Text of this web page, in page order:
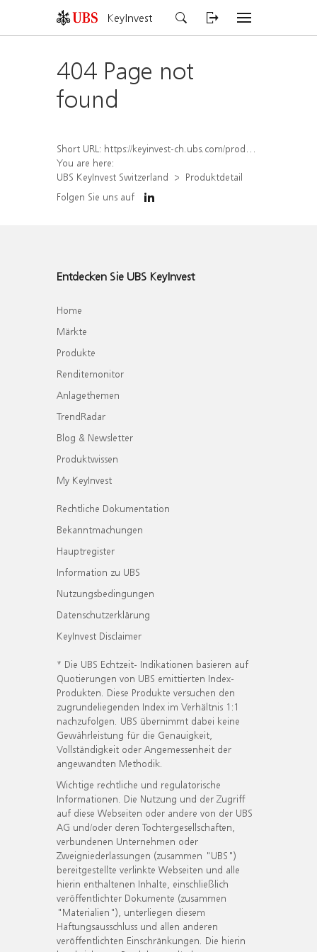
KeyInvest
404 Page not
found
Short URL: https://keyinvest-ch.ubs.com/produkt/detail/index/isin/CH1581944670
You are here:
UBS KeyInvest Switzerland
Produktdetail
Folgen Sie uns auf
Entdecken Sie UBS KeyInvest
Home
Märkte
Produkte
Renditemonitor
Anlagethemen
TrendRadar
Blog & Newsletter
Produktwissen
My KeyInvest
Rechtliche Dokumentation
Bekanntmachungen
Hauptregister
Information zu UBS
Nutzungsbedingungen
Datenschutzerklärung
KeyInvest Disclaimer
* Die UBS Echtzeit- Indikationen basieren auf
Quotierungen von UBS emittierten Index-
Produkten. Diese Produkte versuchen den
zugrundeliegenden Index im Verhältnis 1:1
nachzufolgen. UBS übernimmt dabei keine
Gewährleistung für die Genauigkeit,
Vollständigkeit oder Angemessenheit der
angewandten Methodik.
Wichtige rechtliche und regulatorische
Informationen. Die Nutzung und der Zugriff
auf diese Webseiten oder andere von der UBS
AG und/oder deren Tochtergesellschaften,
verbundenen Unternehmen oder
Zweigniederlassungen (zusammen "UBS")
bereitgestellte verlinkte Webseiten und alle
hierin enthaltenen Inhalte, einschließlich
veröffentlichter Dokumente (zusammen
"Materialien"), unterliegen diesem
Haftungsausschluss und allen anderen
veröffentlichten Einschränkungen. Die hierin